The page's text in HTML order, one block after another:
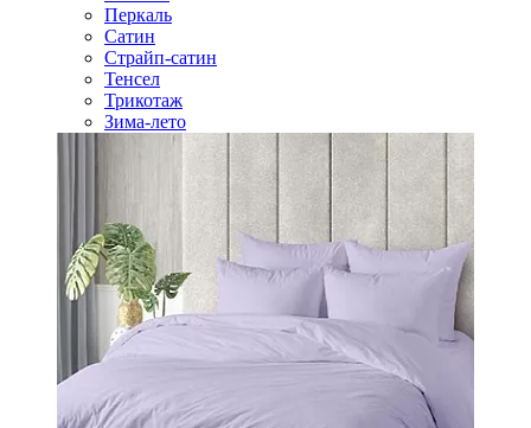
Перкаль
Сатин
Страйп-сатин
Тенсел
Трикотаж
Зима-лето